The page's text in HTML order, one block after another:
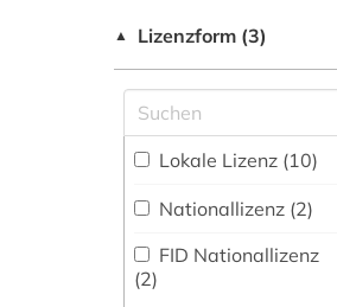
Skandinavistik (21)
Jüdische Studien (5)
Klassische
Philologie.
Byzantinistik.
Mittellateinische und
(1)
asienforschung (1)
assyriologie (1)
atlas (1)
(39
Volltextdatenbank
(47)
Wörterbuch,
Enzyklopädie,
Nachschlagwerk (21)
▲ Lizenzform (3)
Lokale Lizenz (10)
Nationallizenz (2)
FID Nationallizenz
(2)